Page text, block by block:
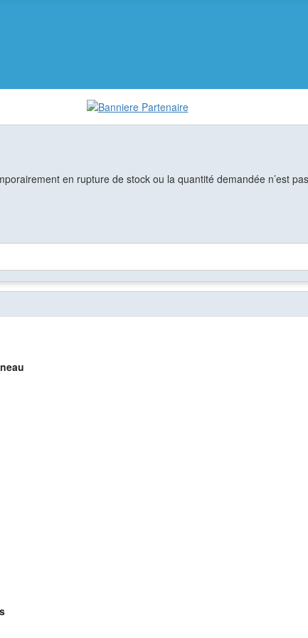
en rupture de stock ou la quantité demandée n’est